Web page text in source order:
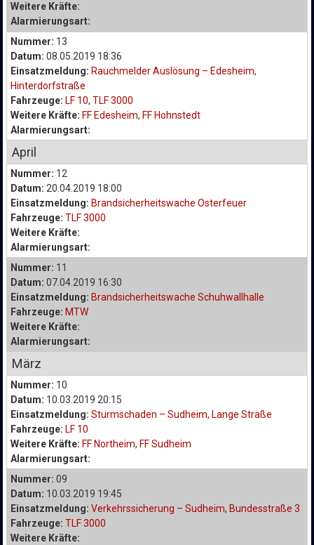
Weitere Kräfte:
Alarmierungsart:
Nummer: 13
Datum: 08.05.2019 18:36
Einsatzmeldung: Rauchmelder Auslösung – Edesheim,
Hinterdorfstraße
Fahrzeuge: LF 10, TLF 3000
Weitere Kräfte: FF Edesheim, FF Hohnstedt
Alarmierungsart:
April
Nummer: 12
Datum: 20.04.2019 18:00
Einsatzmeldung: Brandsicherheitswache Osterfeuer
Fahrzeuge: TLF 3000
Weitere Kräfte:
Alarmierungsart:
Nummer: 11
Datum: 07.04.2019 16:30
Einsatzmeldung: Brandsicherheitswache Schuhwallhalle
Fahrzeuge: MTW
Weitere Kräfte:
Alarmierungsart:
März
Nummer: 10
Datum: 10.03.2019 20:15
Einsatzmeldung: Sturmschaden – Sudheim, Lange Straße
Fahrzeuge: LF 10
Weitere Kräfte: FF Northeim, FF Sudheim
Alarmierungsart:
Nummer: 09
Datum: 10.03.2019 19:45
Einsatzmeldung: Verkehrssicherung – Sudheim, Bundesstraße 3
Fahrzeuge: TLF 3000
Weitere Kräfte: